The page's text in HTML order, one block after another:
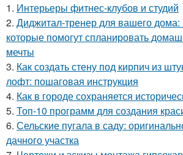
1. Интерьеры фитнес-клубов и студий
2. Диджитал-тренер для вашего
которые помогут спланировать
мечты
3. Как создать стену под кирпич из
лофт: пошаговая инструкция
4. Как в городе сохраняется
5. Топ-10 программ для создания
6. Сельские пугала в саду:
дачного участка